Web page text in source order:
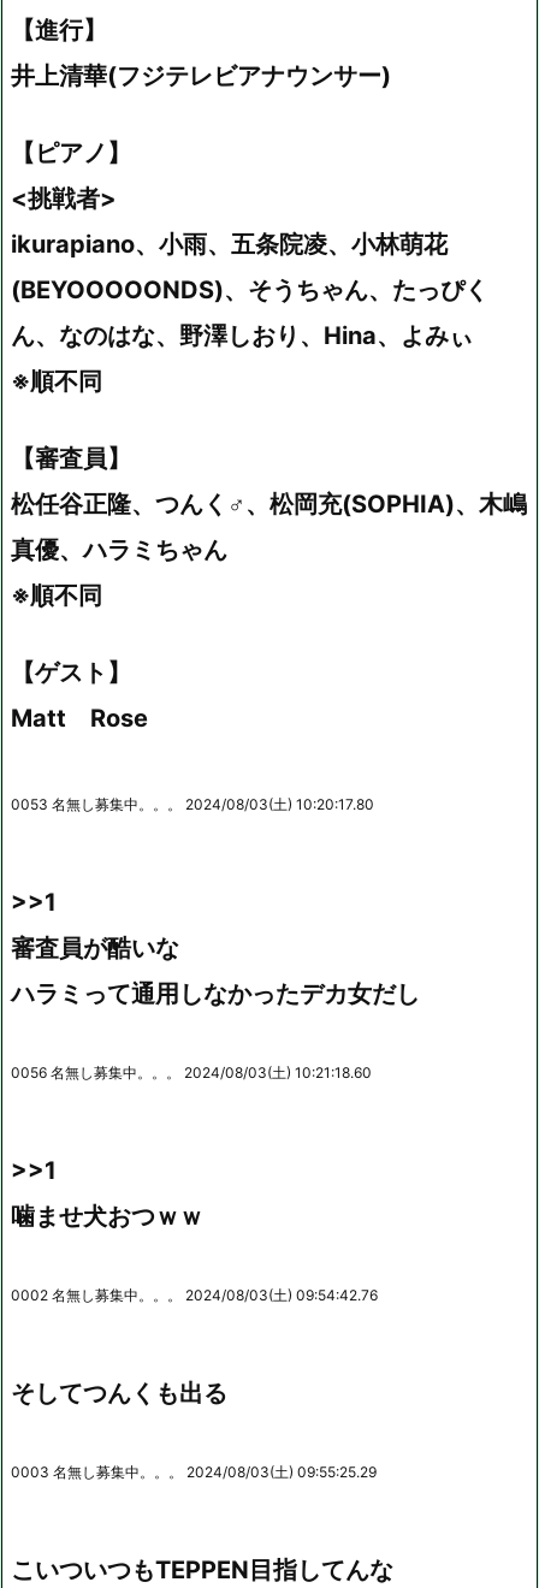
【進行】
井上清華(フジテレビアナウンサー)
【ピアノ】
<挑戦者>
ikurapiano、小雨、五条院凌、小林萌花
(BEYOOOOONDS)、そうちゃん、たっぴく
ん、なのはな、野澤しおり、Hina、よみぃ
※順不同
【審査員】
松任谷正隆、つんく♂、松岡充(SOPHIA)、木嶋
真優、ハラミちゃん
※順不同
【ゲスト】
Matt Rose
0053 名無し募集中。。。 2024/08/03(土) 10:20:17.80
>>1
審査員が酷いな
ハラミって通用しなかったデカ女だし
0056 名無し募集中。。。 2024/08/03(土) 10:21:18.60
>>1
噛ませ犬おつｗｗ
0002 名無し募集中。。。 2024/08/03(土) 09:54:42.76
そしてつんくも出る
0003 名無し募集中。。。 2024/08/03(土) 09:55:25.29
こいついつもTEPPEN目指してんな